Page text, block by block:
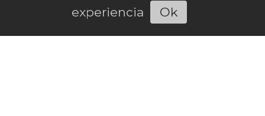
experiencia
Ok
Escuchar la noticia